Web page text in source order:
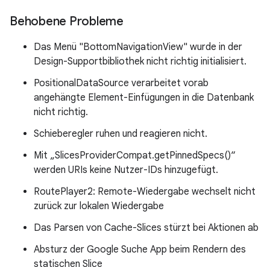
Behobene Probleme
Das Menü "BottomNavigationView" wurde in der
Design-Supportbibliothek nicht richtig initialisiert.
PositionalDataSource verarbeitet vorab
angehängte Element-Einfügungen in die Datenbank
nicht richtig.
Schieberegler ruhen und reagieren nicht.
Mit „SlicesProviderCompat.getPinnedSpecs()“
werden URIs keine Nutzer-IDs hinzugefügt.
RoutePlayer2: Remote-Wiedergabe wechselt nicht
zurück zur lokalen Wiedergabe
Das Parsen von Cache-Slices stürzt bei Aktionen ab
Absturz der Google Suche App beim Rendern des
statischen Slice